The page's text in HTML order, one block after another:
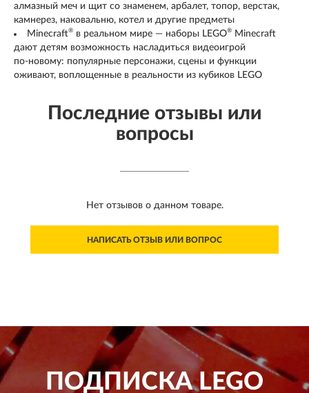
алмазный меч и щит со знаменем, арбалет, топор, верстак,
камнерез, наковальню, котел и другие предметы
Minecraft® в реальном мире — наборы LEGO®
Minecraft
дают детям возможность насладиться видеоигрой
по-новому: популярные персонажи, сцены и функции
оживают, воплощенные в реальности из кубиков LEGO
Последние отзывы или
вопросы
Нет отзывов о данном товаре.
НАПИСАТЬ ОТЗЫВ ИЛИ ВОПРОС
ПОДПИСКАLEGO